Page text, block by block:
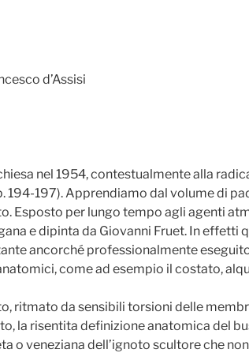
d’Assisi
nel 1954, contestualmente alla
197). Apprendiamo dal volume di
Esposto per lungo tempo agli agenti
e dipinta da Giovanni Fruet. In effetti
ancorché professionalmente
come ad esempio il costato,
ritmato da sensibili torsioni delle
la risentita definizione anatomica del
o veneziana dell’ignoto scultore che